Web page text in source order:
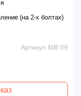
(на 2-х болтах)
Артикул MB 09